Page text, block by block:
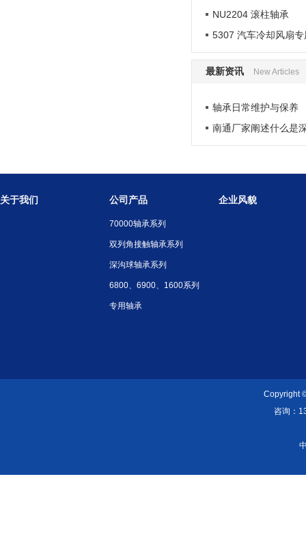
NU2204 滚柱轴承
5307 汽车冷却风扇
最新资讯 New Articles
轴承日常维护与保养
南通厂家阐述什么是
关于我们 公司产品
70000轴承系列
双列角接触轴承系列
深沟球轴承系列
6800、6900、1600系列
专用轴承
企业风貌
Copyright
咨询：